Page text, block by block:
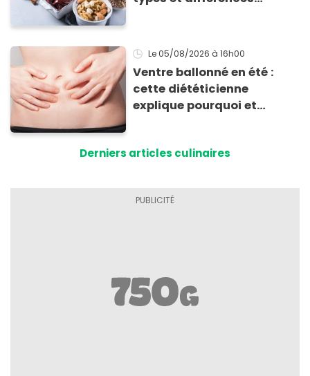
Le 05/08/2026 à 16h00
Ventre ballonné en été :
cette diététicienne
explique pourquoi et
Derniers articles culinaires